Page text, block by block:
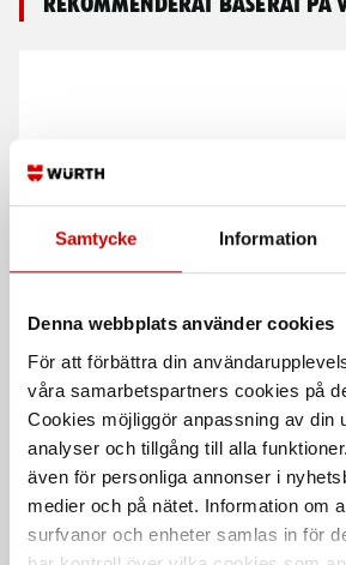
Samtycke Information
Denna webbplats använder cookies
För att förbättra din
våra samarbetspartners cookies på
Cookies möjliggör anpassning av din
analyser och tillgång till alla
även för personliga annonser i
medier och på nätet. Information om
surfvanor och enheter samlas in för
Halogenlampa 12 V H1
Sockel P14,5s
Prisvärd